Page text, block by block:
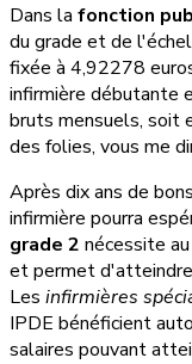
Dans la fonction
du grade et de
fixée à 4,92278
infirmière débutante
bruts mensuels, soit
des folies, vous me
Après dix ans de
infirmière pourra
grade 2 nécessite
et permet
Les infirmières
IPDE bénéficient
salaires pouvant